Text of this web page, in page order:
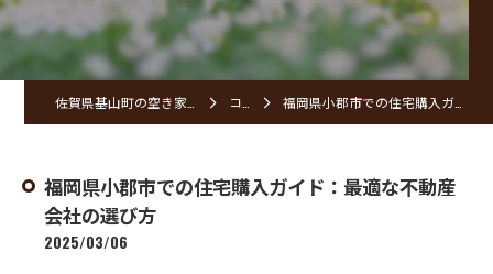
コラム 福岡県小郡市での住宅購入ガイド：最適な不動産会社の選び方
福岡県小郡市での住宅購入ガイド：最適な不動産
会社の選び方
2025/03/06